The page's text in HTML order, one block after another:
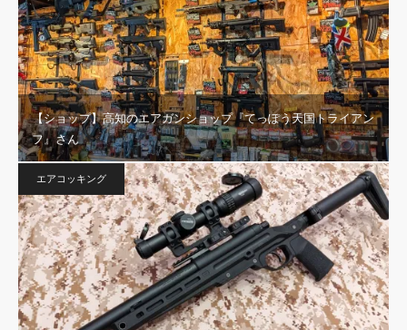
【ショップ】高知のエアガンショップ『てっぽう天国トライアン
フ』さん
エアコッキング